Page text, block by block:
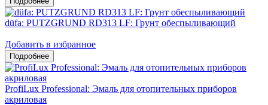
düfa: PUTZGRUND RD313 LF: Грунт обеспыливающий
Добавить в избранное
ProfiLux Professional: Эмаль для отопительных приборов
акриловая